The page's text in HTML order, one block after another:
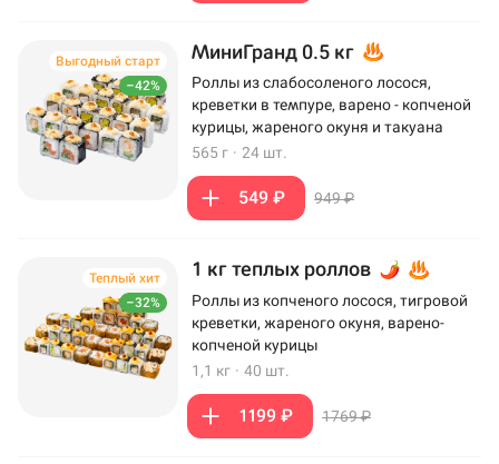
–42%
Выгодный старт МиниГранд 0.5 кг
Роллы из слабосоленого лосося,
креветки в темпуре, варено - копченой
курицы, жареного окуня и такуана
565 г · 24 шт.
549 ₽ 949 ₽
–32%
Теплый хит 1 кг теплых роллов
Роллы из копченого лосося, тигровой
креветки, жареного окуня, варено-
копченой курицы
1,1 кг · 40 шт.
1199 ₽ 1769 ₽